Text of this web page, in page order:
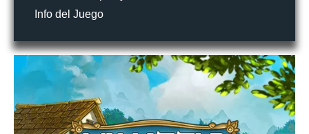
Info del Juego